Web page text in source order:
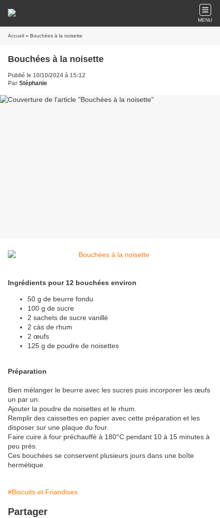
MENU
Accueil » Bouchées à la noisette
Bouchées à la noisette
Publié le 10/10/2024 à 15:12
Par Stéphanie
Ingrédients pour 12 bouchées environ
50 g de beurre fondu
100 g de sucre
2 sachets de sucre vanillé
2 càs de rhum
2 œufs
125 g de poudre de noisettes
Préparation
Bien mélanger le beurre avec les sucres puis incorporer les œufs
un par un.
Ajouter la poudre de noisettes et le rhum.
Remplir des caissettes en papier avec cette préparation et les
disposer sur une plaque du four.
Faire cuire à four préchauffé à 180°C pendant 10 à 15 minutes à
peu près.
Ces bouchées se conservent plusieurs jours dans une boîte
hermétique.
#Biscuits et Friandises
Partager